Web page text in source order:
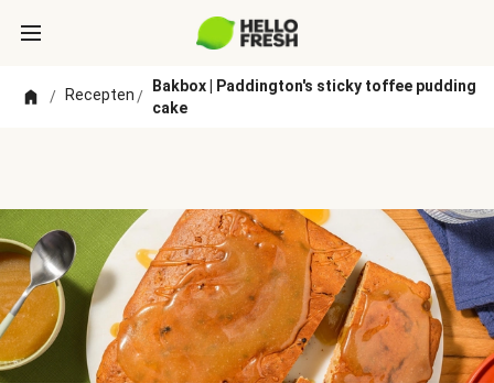
/ Recepten/
Bakbox | Paddington's sticky toffee pudding
cake